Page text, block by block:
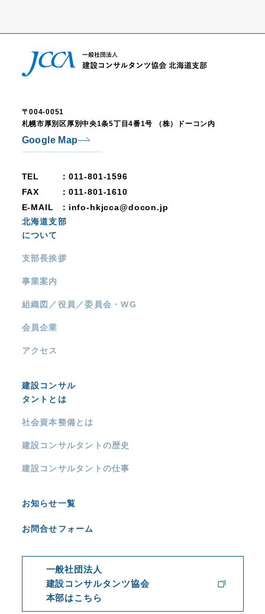
〒004-0051
札幌市厚別区厚別中央1条5丁目4番1号 （株）ドーコン内
Google Map
TEL
：011-801-1596
FAX
：011-801-1610
E-MAIL
：info-hkjcca@docon.jp
北海道支部
について
支部長挨拶
事業案内
組織図／役員／委員会・WG
会員企業
アクセス
建設コンサル
タントとは
社会資本整備とは
建設コンサルタントの歴史
建設コンサルタントの仕事
お知らせ一覧
お問合せフォーム
一般社団法人
建設コンサルタンツ協会
本部はこちら